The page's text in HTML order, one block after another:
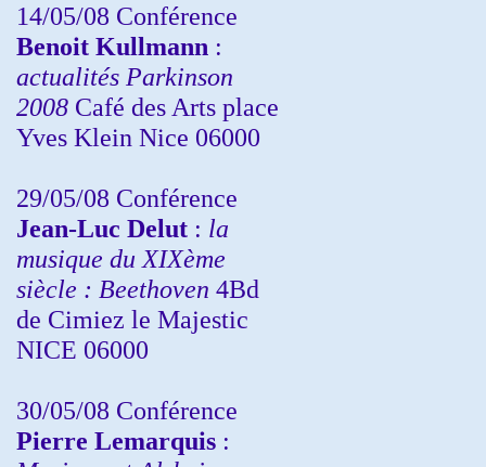
14/05/08 Conférence
Benoit Kullmann :
actualités Parkinson
2008 Café des Arts place
Yves Klein Nice 06000
29/05/08 Conférence
Jean-Luc Delut : la
musique du XIXème
siècle : Beethoven 4Bd
de Cimiez le Majestic
NICE 06000
30/05/08 Conférence
Pierre Lemarquis :